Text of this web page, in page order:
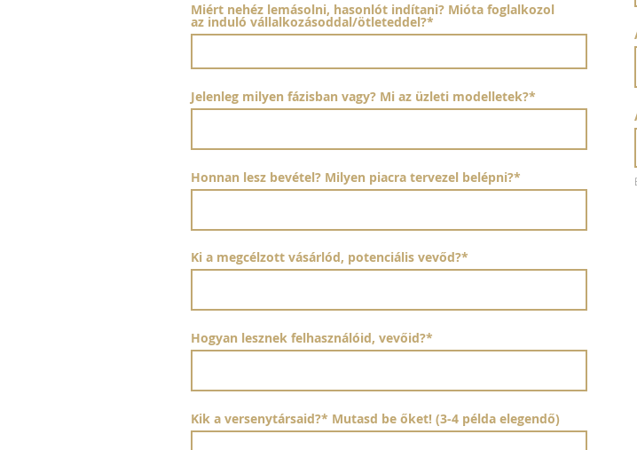
Miért nehéz lemásolni, hasonlót indítani? Mióta foglalkozol
az induló vállalkozásoddal/ötleteddel?*
Jelenleg milyen fázisban vagy? Mi az üzleti modelletek?*
Honnan lesz bevétel? Milyen piacra tervezel belépni?*
Ki a megcélzott vásárlód, potenciális vevőd?*
Hogyan lesznek felhasználóid, vevőid?*
Kik a versenytársaid?* Mutasd be őket! (3-4 példa elegendő)